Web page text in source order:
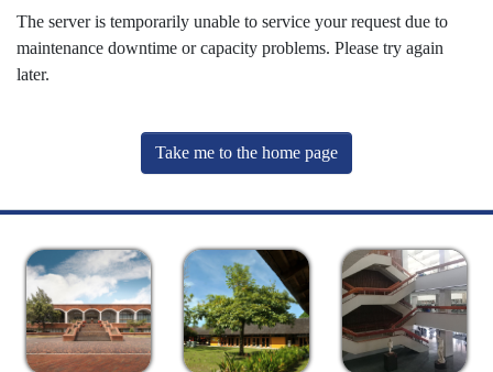
The server is temporarily unable to service your request due to
maintenance downtime or capacity problems. Please try again
later.
Take me to the home page